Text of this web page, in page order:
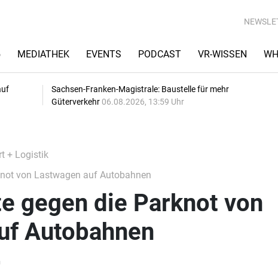
MEDIATHEK EVENTS PODCAST VR-WISSEN
Sachsen-Franken-Magistrale: Baustelle für mehr
Güterverkehr 06.08.2026, 13:59 Uhr
+ Logistik
von Lastwagen auf Autobahnen
gegen die Parknot von
Autobahnen